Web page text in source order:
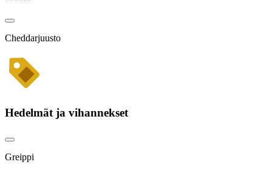
Cheddarjuusto
Hedelmät ja vihannekset
Greippi